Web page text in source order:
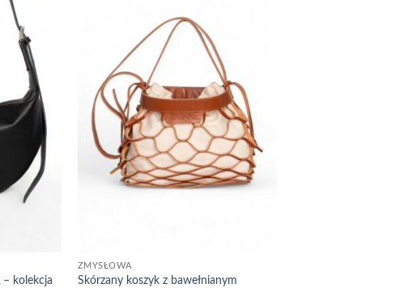
– kolekcja
ZMYSŁOWA
Skórzany koszyk z bawełnianym